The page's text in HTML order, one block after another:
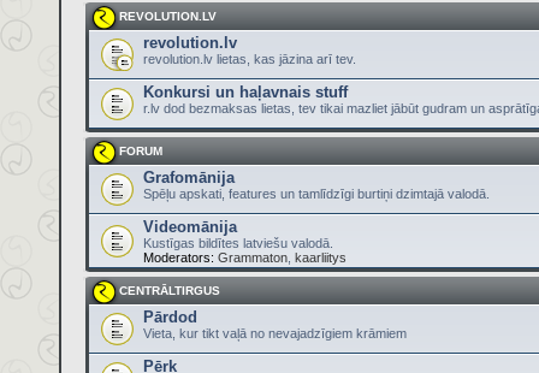
REVOLUTION.LV
revolution.lv
revolution.lv lietas, kas jāzina arī tev.
Konkursi un haļavnais stuff
r.lv dod bezmaksas lietas, tev tikai mazliet jābūt gudram un
FORUM
Grafomānija
Spēļu apskati, features un tamlīdzīgi burtiņi dzimtajā valodā.
Videomānija
Kustīgas bildītes latviešu valodā.
Moderators: Grammaton kaarliitys
CENTRĀLTIRGUS
Pārdod
Vieta, kur tikt vaļā no nevajadzīgiem krāmiem
Pērk